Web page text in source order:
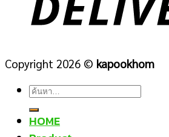
Copyright 2026 © kapookhom
ค้นหา:
HOME